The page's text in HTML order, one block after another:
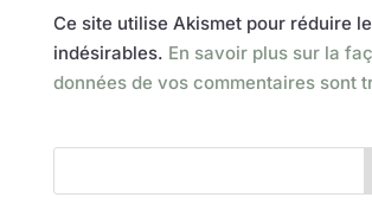
Ce site utilise Akismet pour réduire
indésirables. En savoir plus sur la
données de vos commentaires sont